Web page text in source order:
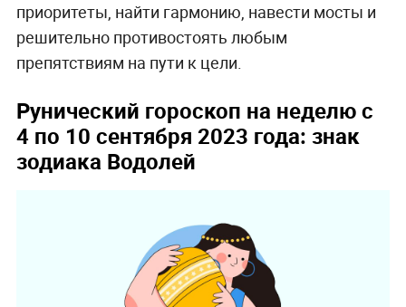
приоритеты, найти гармонию, навести мосты и
решительно противостоять любым
препятствиям на пути к цели.
Рунический гороскоп на неделю с
4 по 10 сентября 2023 года: знак
зодиака Водолей